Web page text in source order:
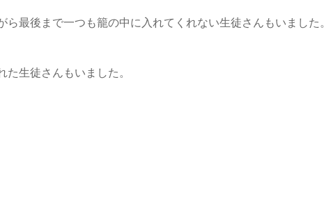
ら最後まで一つも籠の中に入れてくれない生徒さんもいました。
生徒さんもいました。